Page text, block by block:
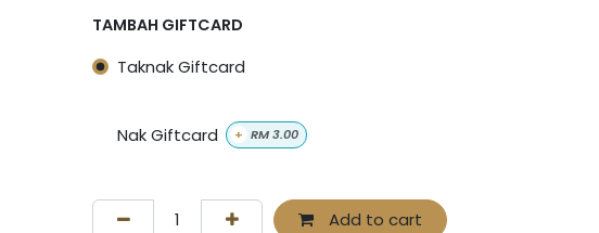
TAMBAH GIFTCARD
Taknak Giftcard
Nak Giftcard + RM3.00
Add to cart